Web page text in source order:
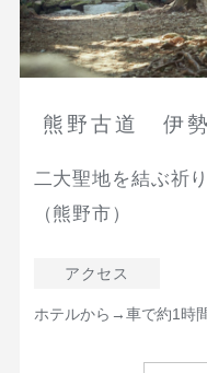
熊野古道 伊
二大聖地を結ぶ祈
（熊野市）
アクセス
ホテルから→車で約1時